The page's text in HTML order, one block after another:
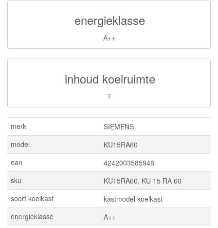
energieklasse
A++
inhoud koelruimte
?
merk
SIEMENS
model
KU15RA60
ean
4242003585948
sku
KU15RA60, KU 15 RA 60
soort koelkast
kastmodel koelkast
energieklasse
A++